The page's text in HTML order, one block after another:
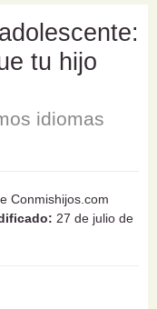
tu hijo
idiomas
Conmishijos.com
27 de julio de